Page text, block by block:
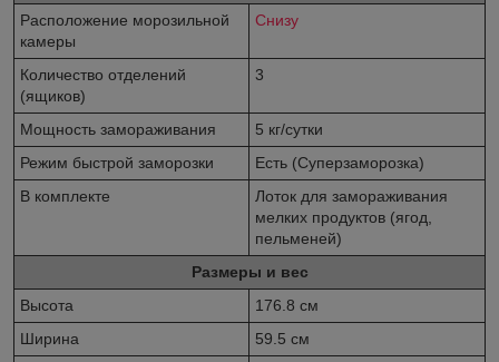
Расположение морозильной
камеры
Снизу
Количество отделений
(ящиков)
3
Мощность замораживания
5 кг/сутки
Режим быстрой заморозки
Есть (Суперзаморозка)
В комплекте
Лоток для замораживания
мелких продуктов (ягод,
пельменей)
Размеры и вес
Высота
176.8 см
Ширина
59.5 см